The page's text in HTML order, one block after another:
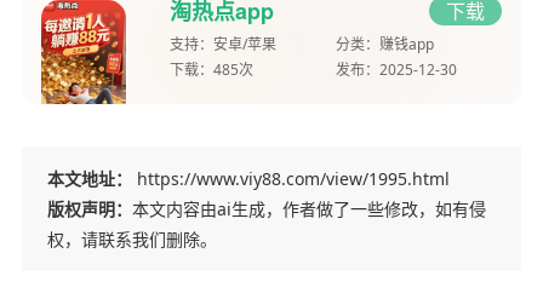
淘热点app 下载
支持： 安卓/苹果 分类： 赚钱app
下载： 485次 发布： 2025-12-30
本文地址：
https://www.viy88.com/view/1995.html
版权声明： 本文内容由ai生成，作者做了一些修改，如有侵
权，请联系我们删除。